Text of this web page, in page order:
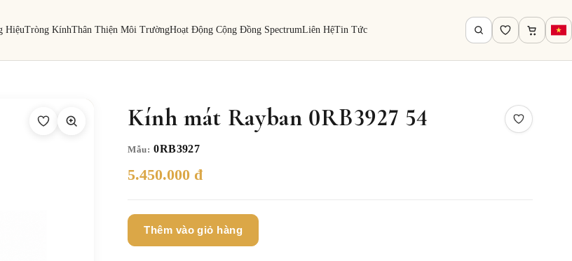
HiệuTròng KínhThân Thiện Môi TrườngHoạt Động Cộng Đồng SpectrumLiên HệTin Tức
Kính mát Rayban 0RB3927 54
Mẫu: 0RB3927
5.450.000 đ
Thêm vào giỏ hàng